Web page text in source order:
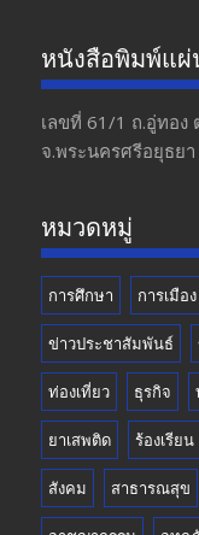
e
b
o
o
a
gr
a
m
หนังสือพิมพ์แ
เลขที่ 61/1 ถ.อู่ทอง​
จ.พระนครศรีอยุธย
หมวดหมู่
การศึกษา การเมือง
ข่าวประชาสัมพันธ์
ท่องเที่ยว ธุรกิจ
ยาเสพติด ร้องเรียน
สังคม สาธารณสุข